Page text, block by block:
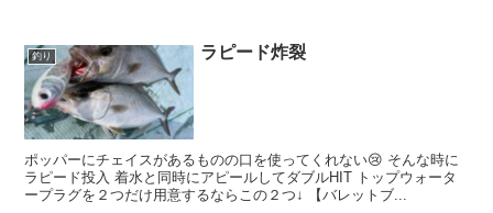
釣り ラピード炸裂
ポッパーにチェイスがあるものの口を使ってくれない😢 そんな時に
ラピード投入 着水と同時にアピールしてダブルHIT トップウォータ
ープラグを２つだけ用意するならこの２つ↓ 【バレットブ...